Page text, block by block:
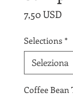
7,50 USD
Selections *
Coffee Bean